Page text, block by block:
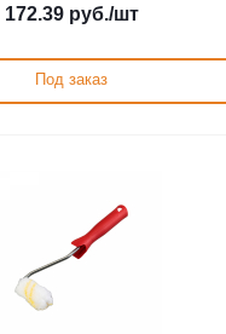
172.39руб./шт
Под заказ